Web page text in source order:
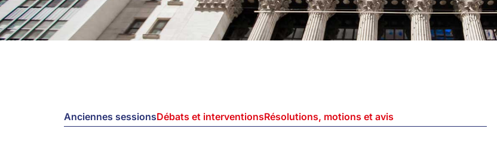
Anciennes sessionsDébats et interventionsRésolutions, motions et avis